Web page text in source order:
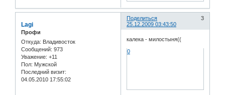
Поделиться
3
25.12.2009 03:43:50
Lagi
Профи
Откуда: Владивосток
Сообщений: 973
Уважение: +11
Пол: Мужской
Последний визит:
04.05.2010 17:55:02
калека - милостыня((
0